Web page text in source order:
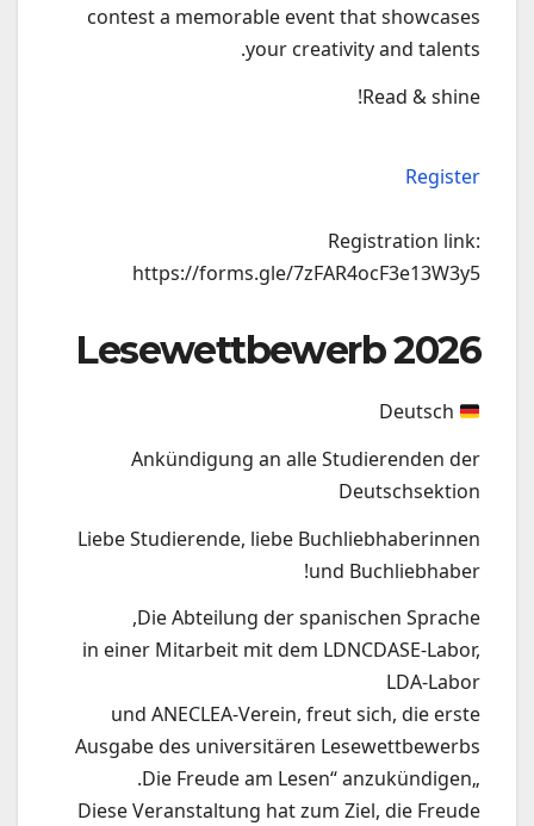
contest a memorable event that showcases
your creativity and talents.
Read & shine!
Register
Registration link:
https://forms.gle/7zFAR4ocF3e13W3y5
Lesewettbewerb 2026
Ankündigung an alle Studierenden der
Deutschsektion
Liebe Studierende, liebe Buchliebhaberinnen
und Buchliebhaber!
Die Abteilung der spanischen Sprache,
in einer Mitarbeit mit dem LDNCDASE-Labor,
LDA-Labor
und ANECLEA-Verein, freut sich, die erste
Ausgabe des universitären Lesewettbewerbs
„Die Freude am Lesen“ anzukündigen.
Diese Veranstaltung hat zum Ziel, die Freude